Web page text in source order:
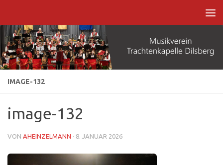
IMAGE-132
image-132
VON AHEINZELMANN · 8. JANUAR 2026